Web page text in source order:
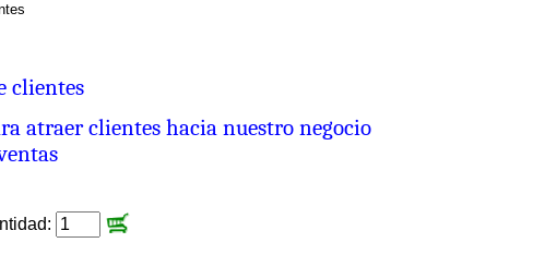
clientes
atraer clientes hacia nuestro negocio